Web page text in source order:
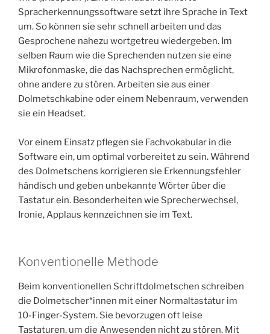
Spracherkennungssoftware setzt ihre Sprache in Text
um. So können sie sehr schnell arbeiten und das
Gesprochene nahezu wortgetreu wiedergeben. Im
selben Raum wie die Sprechenden nutzen sie eine
Mikrofonmaske, die das Nachsprechen ermöglicht,
ohne andere zu stören. Arbeiten sie aus einer
Dolmetschkabine oder einem Nebenraum, verwenden
sie ein Headset.
Vor einem Einsatz pflegen sie Fachvokabular in die
Software ein, um optimal vorbereitet zu sein. Während
des Dolmetschens korrigieren sie Erkennungsfehler
händisch und geben unbekannte Wörter über die
Tastatur ein. Besonderheiten wie Sprecherwechsel,
Ironie, Applaus kennzeichnen sie im Text.
Konventionelle Methode
Beim konventionellen Schriftdolmetschen schreiben
die Dolmetscher*innen mit einer Normaltastatur im
10-Finger-System. Sie bevorzugen oft leise
Tastaturen, um die Anwesenden nicht zu stören. Mit